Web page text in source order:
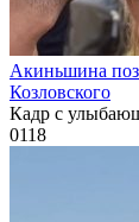
Акиньшина
Козловского
Кадр с
0118